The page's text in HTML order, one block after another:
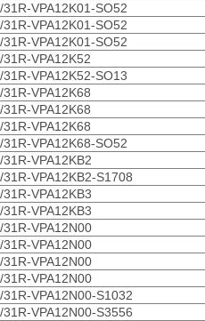
VPA12K01-SO52
VPA12K01-SO52
VPA12K01-SO52
VPA12K52
VPA12K52-SO13
VPA12K68
VPA12K68
VPA12K68
VPA12K68-SO52
VPA12KB2
VPA12KB2-S1708
VPA12KB3
VPA12KB3
VPA12N00
VPA12N00
VPA12N00
VPA12N00
VPA12N00-S1032
VPA12N00-S3556